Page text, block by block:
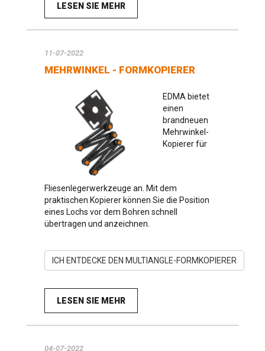
LESEN SIE MEHR
11-07-2022
MEHRWINKEL - FORMKOPIERER
EDMA bietet
einen
brandneuen
Mehrwinkel-
Kopierer für
Fliesenlegerwerkzeuge an. Mit dem
praktischen Kopierer können Sie die Position
eines Lochs vor dem Bohren schnell
übertragen und anzeichnen.
ICH ENTDECKE DEN MULTIANGLE-FORMKOPIERER
LESEN SIE MEHR
04-07-2022